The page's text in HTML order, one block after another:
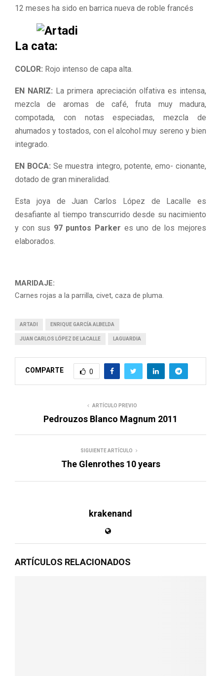
12 meses ha sido en barrica nueva de roble francés
La cata:
COLOR: Rojo intenso de capa alta.
EN NARIZ: La primera apreciación olfativa es intensa,
mezcla de aromas de café, fruta muy madura,
compotada, con notas especiadas, mezcla de
ahumados y tostados, con el alcohol muy sereno y bien
integrado.
EN BOCA:Se muestra integro, potente, emo- cionante,
dotado de gran mineralidad.
Esta joya de Juan Carlos López de Lacalle es
desafiante al tiempo transcurrido desde su nacimiento
y con sus 97 puntos Parker es uno de los mejores
elaborados.
MARIDAJE:
Carnes rojas a la parrilla, civet, caza de pluma.
ARTADI ENRIQUE GARCÍA ALBELDA
JUAN CARLOS LÓPEZ DE LACALLE LAGUARDIA
COMPARTE 0
ARTÍCULO PREVIO
Pedrouzos Blanco Magnum 2011
SIGUIENTE ARTÍCULO
The Glenrothes 10 years
krakenand
ARTÍCULOS RELACIONADOS